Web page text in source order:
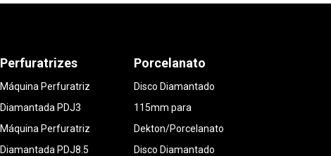
Perfuratrizes
Máquina Perfuratriz
Diamantada PDJ3
Máquina Perfuratriz
Diamantada PDJ8.5
Porcelanato
Disco Diamantado
115mm para
Dekton/Porcelanato
Disco Diamantado